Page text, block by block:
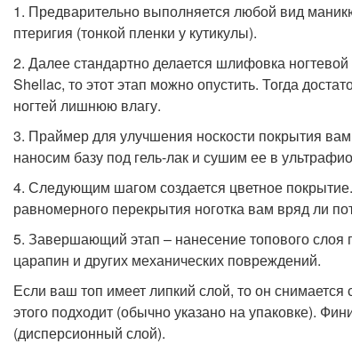
1. Предварительно выполняется любой вид
птеригия (тонкой пленки у кутикулы).
2. Далее стандартно делается шлифовка
Shellac, то этот этап можно опустить. Тогда
ногтей лишнюю влагу.
3. Праймердля улучшения носкости покрытия
наносим базу под гель-лак и сушим ее в
4. Следующим шагом создается цветное
равномерного перекрытия ноготка вам вряд ли
5. Завершающий этап – нанесение топового слоя
царапин и других механических повреждений.
Если ваш топ имеет липкий слой, то он
этого подходит (обычно указано на упаковке).
(дисперсионный слой).